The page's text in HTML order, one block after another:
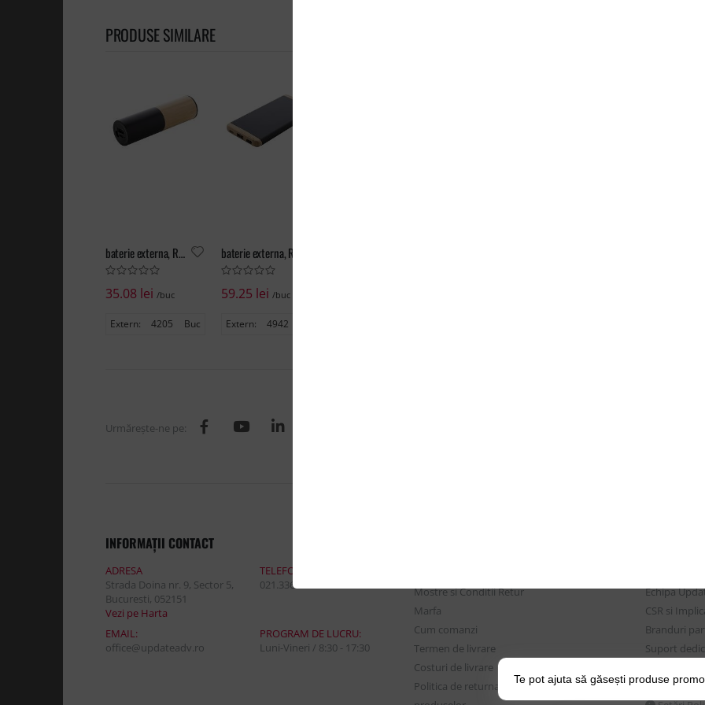
PRODUSE SIMILARE
baterie externa, Ralubo Tube
35.08 lei /buc
Extern: 4205 Buc
59.25 lei /buc
Extern: 4942
Urmăreşte-ne pe:
INFORMAŢII CONTACT
ADRESA
Strada Doina nr. 9, Sector 5,
Bucuresti, 052151
Vezi pe Harta
TELEFON:
021.336.03.32
EMAIL:
office@updateadv.ro
PROGRAM DE LUCRU:
Luni-Vineri / 8:30 - 17:30
Mostre si Conditii Retur
Marfa
Cum comanzi
Termen de livrare
Costuri de livrare
Politica de returnare a
Echipa
CSR si
Branduri
Suport
BLOG –
Te pot ajuta să găsești produse